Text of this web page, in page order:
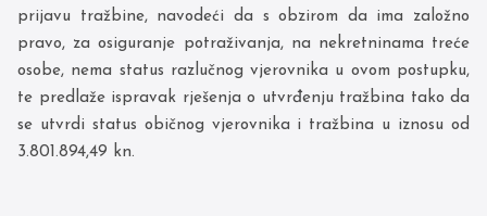
prijavu tražbine, navodeći da s obzirom da ima založno
pravo, za osiguranje potraživanja, na nekretninama treće
osobe, nema status razlučnog vjerovnika u ovom postupku,
te predlaže ispravak rješenja o utvrđenju tražbina tako da
se utvrdi status običnog vjerovnika i tražbina u iznosu od
3.801.894,49 kn.